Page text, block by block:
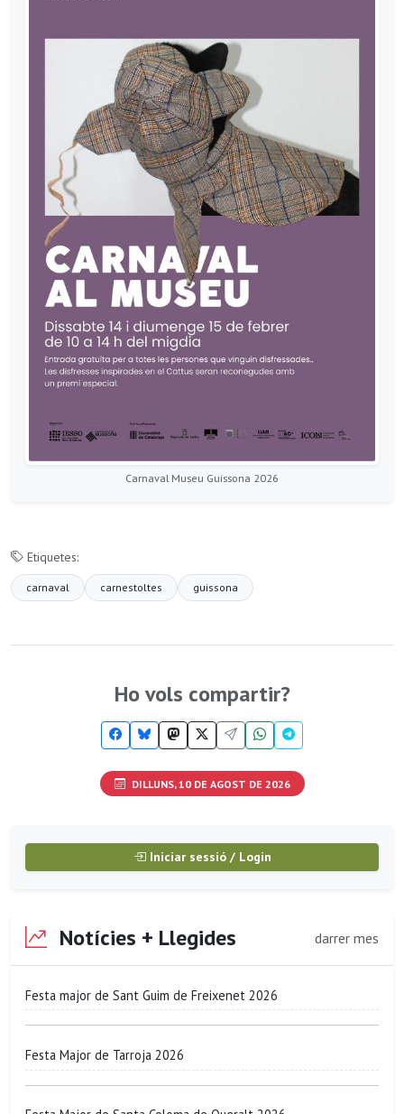
Carnaval Museu Guissona 2026
Etiquetes:
carnaval carnestoltes guissona
Ho vols compartir?
DILLUNS, 10 DE AGOST DE 2026
Iniciar sessió / Login
Notícies + Llegides darrer mes
Festa major de Sant Guim de Freixenet 2026
Festa Major de Tarroja 2026